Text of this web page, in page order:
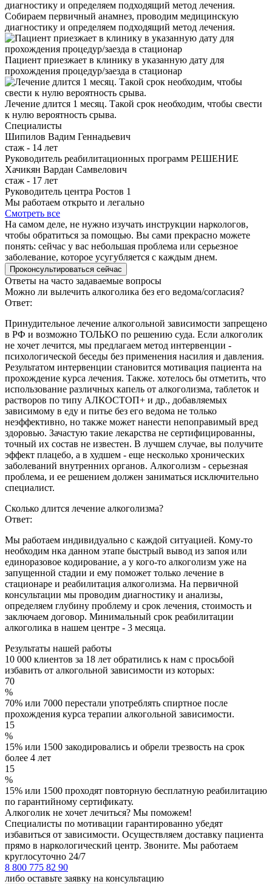
Собираем первичный анамнез, проводим медицинскую
диагностику и определяем подходящий метод лечения.
Пациент приезжает в клинику в указанную дату для
прохождения процедур/заезда в стационар
Лечение длится 1 месяц. Такой срок необходим, чтобы свести
к нулю вероятность срыва.
Специалисты
Шипилов Вадим Геннадьевич
cтаж - 14 лет
Руководитель реабилитационных программ РЕШЕНИЕ
Хачикян Вардан Самвелович
cтаж - 17 лет
Руководитель центра Ростов 1
Мы работаем открыто и легально
Смотреть все
На самом деле, не нужно изучать инструкции наркологов,
чтобы обратиться за помощью. Вы сами прекрасно можете
понять: сейчас у вас небольшая проблема или серьезное
заболевание, которое усугубляется с каждым днем.
Проконсультироваться сейчас
Ответы на часто задаваемые вопросы
Можно ли вылечить алкоголика без его ведома/согласия?
Ответ:
Принудительное лечение алкогольной зависимости запрещено
в РФ и возможно ТОЛЬКО по решению суда. Если алкоголик
не хочет лечится, мы предлагаем метод интервенции -
психологической беседы без применения насилия и давления.
Результатом интервенции становится мотивация пациента на
прохождение курса лечения. Также. хотелось бы отметить, что
использование различных капель от алкоголизма, таблеток и
растворов по типу АЛКОСТОП+ и др., добавляемых
зависимому в еду и питье без его ведома не только
неэффективно, но также может нанести непоправимый вред
здоровью. Зачастую такие лекарства не сертифицированны,
точный их состав не известен. В лучшем случае, вы получите
эффект плацебо, а в худшем - еще несколько хронических
заболеваний внутренних органов. Алкоголизм - серьезная
проблема, и ее решением должен заниматься исключительно
специалист.
Сколько длится лечение алкоголизма?
Ответ:
Мы работаем индивидуально с каждой ситуацией. Кому-то
необходим нка данном этапе быстрый вывод из запоя или
единоразовое кодирование, а у кого-то алкоголизм уже на
запущенной стадии и ему поможет только лечение в
стационаре и реабилитация алкоголизма. На первичной
консультации мы проводим диагностику и анализы,
определяем глубину проблему и срок лечения, стоимость и
заключаем договор. Минимальный срок реабилитации
алкоголика в нашем центре - 3 месяца.
Результаты нашей работы
10 000 клиентов за 18 лет обратились к нам с просьбой
избавить от алкогольной зависимости из которых:
70
%
70% или 7000 перестали употреблять спиртное после
прохождения курса терапии алкогольной зависимости.
15
%
15% или 1500 закодировались и обрели трезвость на срок
более 4 лет
15
%
15% или 1500 проходят повторную бесплатную реабилитацию
по гарантийному сертификату.
Алкоголик не хочет лечиться? Мы поможем!
Специалисты по мотивации гарантированно убедят
избавиться от зависимости. Осуществляем доставку пациента
прямо в наркологический центр. Звоните. Мы работаем
круглосуточно 24/7
8 800 775 82 90
либо оставьте заявку на консультацию